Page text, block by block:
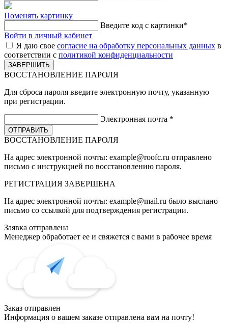
Поменять картинку
Введите код с картинки*
Войти в личный кабинет
Я даю свое согласие на обработку персональных данных в
соответствии с политикой конфиденциальности
ВОССТАНОВЛЕНИЕ ПАРОЛЯ
Для сброса пароля введите электронную почту, указанную
при регистрации.
Электронная почта *
ВОССТАНОВЛЕНИЕ ПАРОЛЯ
На адрес электронной почты: example@roofc.ru отправлено
письмо с инструкцией по восстановлению пароля.
РЕГИСТРАЦИЯ ЗАВЕРШЕНА
На адрес электронной почты: example@mail.ru было выслано
письмо со ссылкой для подтверждения регистрации.
Заявка отправлена
Менеджер обработает ее и свяжется с вами в рабочее время
Заказ отправлен
Информация о вашем заказе отправлена вам на почту!